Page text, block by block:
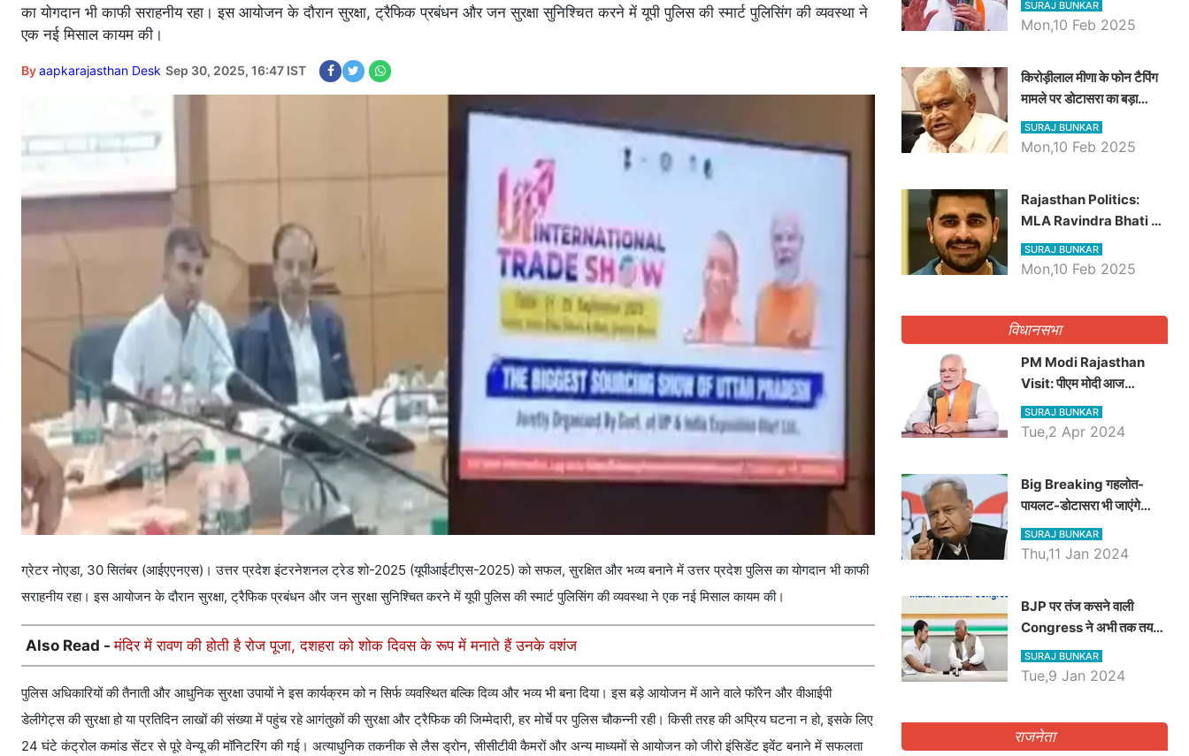
का योगदान भी काफी सराहनीय रहा। इस आयोजन के दौरान सुरक्षा, ट्रैफिक प्रबंधन और जन सुरक्षा सुनिश्चित करने में यूपी पुलिस की स्मार्ट पुलिसिंग की व्यवस्था ने
एक नई मिसाल कायम की।
Byaapkarajasthan Desk Sep 30, 2025, 16:47 IST
ग्रेटर नाेएडा, 30 सितंबर (आईएएनएस)। उत्तर प्रदेश इंटरनेशनल ट्रेड शो-2025 (यूपीआईटीएस-2025) को सफल, सुरक्षित और भव्य बनाने में उत्तर प्रदेश पुलिस का योगदान भी काफी
सराहनीय रहा। इस आयोजन के दौरान सुरक्षा, ट्रैफिक प्रबंधन और जन सुरक्षा सुनिश्चित करने में यूपी पुलिस की स्मार्ट पुलिसिंग की व्यवस्था ने एक नई मिसाल कायम की।
Also Read -मंदिर में रावण की होती है रोज पूजा, दशहरा को शोक दिवस के रूप में मनाते हैं उनके वशंज
पुलिस अधिकारियों की तैनाती और आधुनिक सुरक्षा उपायों ने इस कार्यक्रम को न सिर्फ व्यवस्थित बल्कि दिव्य और भव्य भी बना दिया। इस बड़े आयोजन में आने वाले फॉरेन और वीआईपी
डेलीगेट्स की सुरक्षा हो या प्रतिदिन लाखों की संख्या में पहुंच रहे आगंतुकों की सुरक्षा और ट्रैफिक की जिम्मेदारी, हर मोर्चे पर पुलिस चौकन्नी रही। किसी तरह की अप्रिय घटना न हो, इसके लिए
24 घंटे कंट्रोल कमांड सेंटर से पूरे वेन्यू की मॉनिटरिंग की गई। अत्याधुनिक तकनीक से लैस ड्रोन, सीसीटीवी कैमरों और अन्य माध्यमों से आयोजन को जीरो इंसिडेंट इवेंट बनाने में सफलता
खबरें
SURAJ BUNKAR
Mon,10 Feb 2025
किरोड़ीलाल मीणा के फोन टैपिंग
मामले पर डोटासरा का बड़ा
आरोप, वीडियो में देखें AZ बड़ी
खबरें
SURAJ BUNKAR
Mon,10 Feb 2025
Rajasthan Politics:
MLA Ravindra Bhati ने
प्रदेश की शिक्षा व्यवस्था पर
उठाए सवाल, Madan
SURAJ BUNKAR
Mon,10 Feb 2025
विधानसभा
PM Modi Rajasthan
Visit: पीएम मोदी आज
राजस्थान में कोटपूतली में करेंगे
विशाल रैली, एक सभा से 8 सीटों
SURAJ BUNKAR
Tue,2 Apr 2024
Big Breaking गहलोत-
पायलट-डोटासरा भी जाएंगे
अयोध्या, करेंगे रामलला के दर्शन
SURAJ BUNKAR
Thu,11 Jan 2024
BJP पर तंज कसने वाली
Congress ने अभी तक तय
नहीं किया नेता प्रतिपक्ष, जानें
कौन होगा दावेदार
SURAJ BUNKAR
Tue,9 Jan 2024
राजनेता